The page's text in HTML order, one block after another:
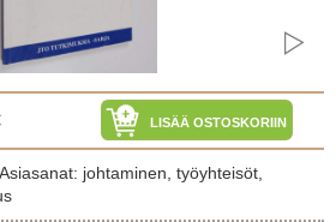
LISÄÄ OSTOSKORIIN
johtaminen, työyhteisöt,